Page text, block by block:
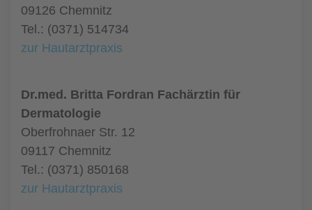
09126 Chemnitz
Tel.: (0371) 514734
zur Hautarztpraxis
Dr.med. Britta Fordran Fachärztin für
Dermatologie
Oberfrohnaer Str. 12
09117 Chemnitz
Tel.: (0371) 850168
zur Hautarztpraxis